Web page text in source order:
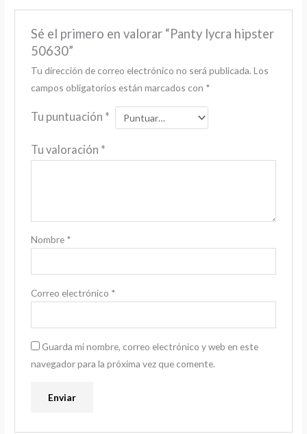
Sé el primero en valorar “Panty lycra hipster
50630”
Tu dirección de correo electrónico no será publicada. Los
campos obligatorios están marcados con *
Tu puntuación *
Tu valoración *
Nombre *
Correo electrónico *
Guarda mi nombre, correo electrónico y web en este
navegador para la próxima vez que comente.